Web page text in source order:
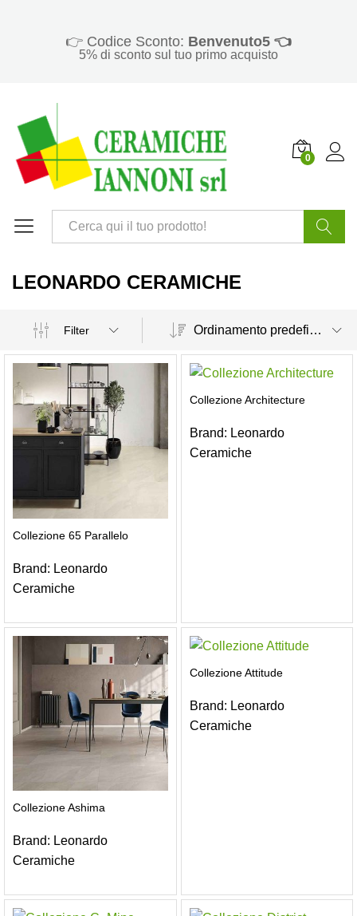
👉 Codice Sconto: Benvenuto5 👈
5% di sconto sul tuo primo acquisto
0
LEONARDO CERAMICHE
Filter Ordinamento predefinito
Collezione 65 Parallelo
Brand: Leonardo
Ceramiche
Collezione Architecture
Brand: Leonardo
Ceramiche
Collezione Ashima
Brand: Leonardo
Ceramiche
Collezione Attitude
Brand: Leonardo
Ceramiche